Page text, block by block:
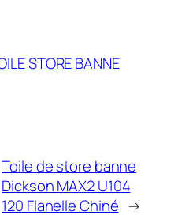
STORE BANNE
Toile de store banne
Dickson MAX2 U104
120 Flanelle Chiné →